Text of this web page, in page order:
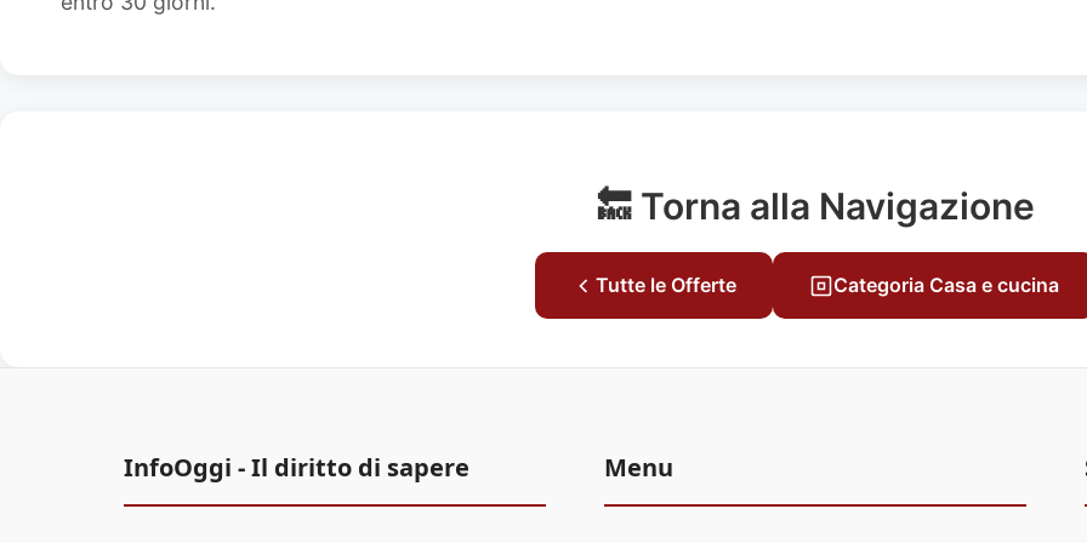
🔙 Torna alla Navigazione
Tutte le Offerte Categoria Casa e cucina
InfoOggi - Il diritto di sapere Menu